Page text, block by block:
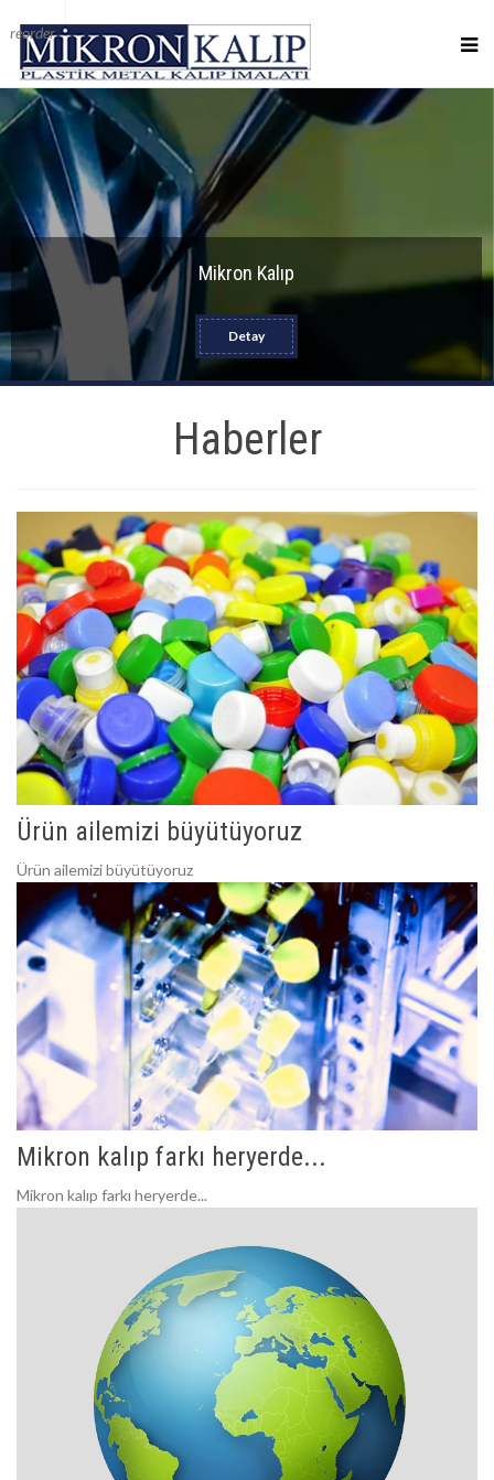
reorder
Mikron Kalıp
Detay
Haberler
Ürün ailemizi büyütüyoruz
Ürün ailemizi büyütüyoruz
Mikron kalıp farkı heryerde...
Mikron kalıp farkı heryerde...